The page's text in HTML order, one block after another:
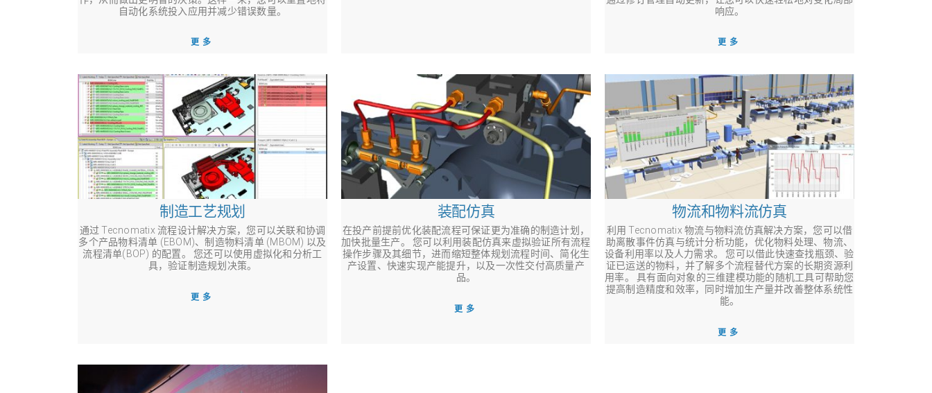
自动化系统投入应用并减少错误数量。
更多
响应。
更多
制造工艺规划
通过 Tecnomatix 流程设计解决方案，您可以关联和协调
多个产品物料清单 (EBOM)、制造物料清单 (MBOM) 以及
流程清单(BOP) 的配置。 您还可以使用虚拟化和分析工
具，验证制造规划决策。
更多
装配仿真
在投产前提前优化装配流程可保证更为准确的制造计划，
加快批量生产。 您可以利用装配仿真来虚拟验证所有流程
操作步骤及其细节，进而缩短整体规划流程时间、简化生
产设置、快速实现产能提升，以及一次性交付高质量产
品。
更多
物流和物料流仿真
利用 Tecnomatix 物流与物料流仿真解决方案，您可以借
助离散事件仿真与统计分析功能，优化物料处理、物流、
设备利用率以及人力需求。 您可以借此快速查找瓶颈、验
证已运送的物料，并了解多个流程替代方案的长期资源利
用率。 具有面向对象的三维建模功能的随机工具可帮助您
提高制造精度和效率，同时增加生产量并改善整体系统性
能。
更多